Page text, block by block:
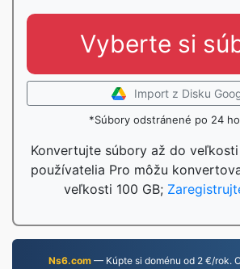
Vyberte si
Import z Disku
*Súbory odstránené po 24
Konvertujte súbory až do veľkosti
používatelia Pro môžu
veľkosti 100 GB;
Ns6.com — Kúpte si doménu od 2 €/rok.